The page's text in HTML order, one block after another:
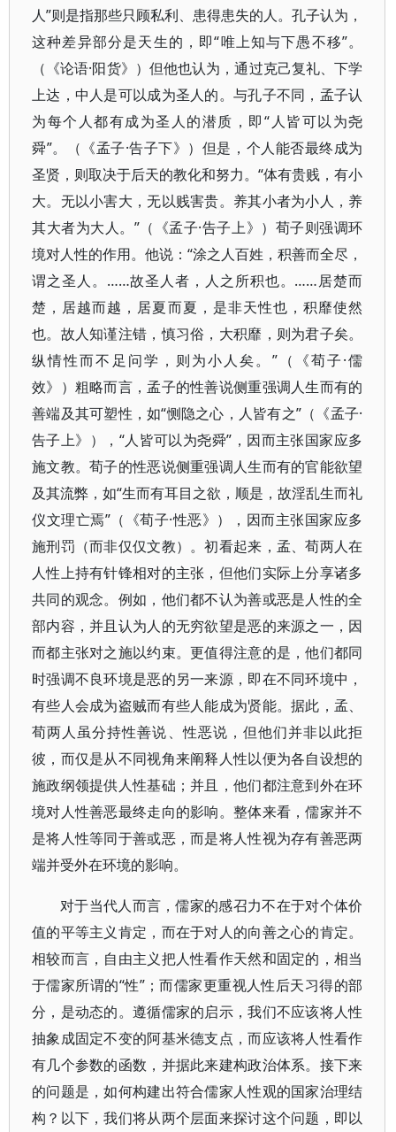
人”则是指那些只顾私利、患得患失的人。孔子认为，
这种差异部分是天生的，即“唯上知与下愚不移”。
（《论语·阳货》）但他也认为，通过克己复礼、下学
上达，中人是可以成为圣人的。与孔子不同，孟子认
为每个人都有成为圣人的潜质，即“人皆可以为尧
舜”。（《孟子·告子下》）但是，个人能否最终成为
圣贤，则取决于后天的教化和努力。“体有贵贱，有小
大。无以小害大，无以贱害贵。养其小者为小人，养
其大者为大人。”（《孟子·告子上》）荀子则强调环
境对人性的作用。他说：“涂之人百姓，积善而全尽，
谓之圣人。……故圣人者，人之所积也。……居楚而
楚，居越而越，居夏而夏，是非天性也，积靡使然
也。故人知谨注错，慎习俗，大积靡，则为君子矣。
纵情性而不足问学，则为小人矣。”（《荀子·儒
效》）粗略而言，孟子的性善说侧重强调人生而有的
善端及其可塑性，如“恻隐之心，人皆有之”（《孟子·
告子上》），“人皆可以为尧舜”，因而主张国家应多
施文教。荀子的性恶说侧重强调人生而有的官能欲望
及其流弊，如“生而有耳目之欲，顺是，故淫乱生而礼
仪文理亡焉”（《荀子·性恶》），因而主张国家应多
施刑罚（而非仅仅文教）。初看起来，孟、荀两人在
人性上持有针锋相对的主张，但他们实际上分享诸多
共同的观念。例如，他们都不认为善或恶是人性的全
部内容，并且认为人的无穷欲望是恶的来源之一，因
而都主张对之施以约束。更值得注意的是，他们都同
时强调不良环境是恶的另一来源，即在不同环境中，
有些人会成为盗贼而有些人能成为贤能。据此，孟、
荀两人虽分持性善说、性恶说，但他们并非以此拒
彼，而仅是从不同视角来阐释人性以便为各自设想的
施政纲领提供人性基础；并且，他们都注意到外在环
境对人性善恶最终走向的影响。整体来看，儒家并不
是将人性等同于善或恶，而是将人性视为存有善恶两
端并受外在环境的影响。
对于当代人而言，儒家的感召力不在于对个体价
值的平等主义肯定，而在于对人的向善之心的肯定。
相较而言，自由主义把人性看作天然和固定的，相当
于儒家所谓的“性”；而儒家更重视人性后天习得的部
分，是动态的。遵循儒家的启示，我们不应该将人性
抽象成固定不变的阿基米德支点，而应该将人性看作
有几个参数的函数，并据此来建构政治体系。接下来
的问题是，如何构建出符合儒家人性观的国家治理结
构？以下，我们将从两个层面来探讨这个问题，即以